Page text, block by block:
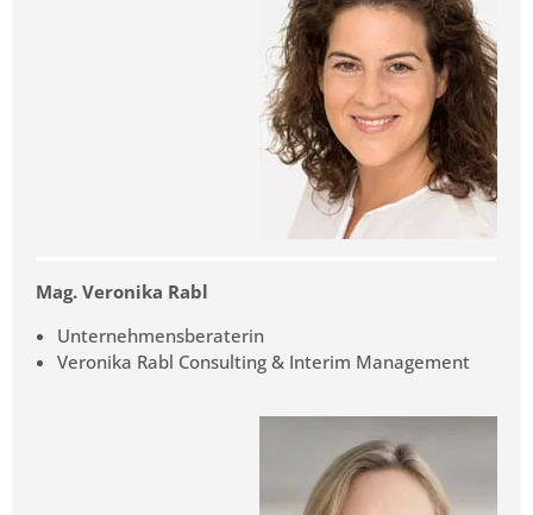
Mag. Veronika Rabl
Unternehmensberaterin
Veronika Rabl Consulting & Interim Management